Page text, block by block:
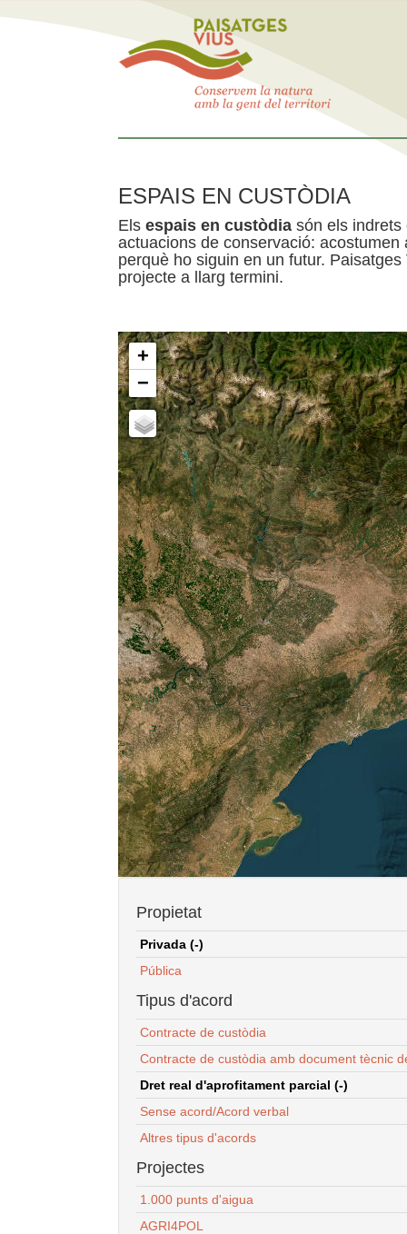
ESPAIS EN CUSTÒDIA
Els espais en custòdia són els indrets
actuacions de conservació:
perquè ho siguin en un futur.
projecte a llarg termini.
+
−
Propietat
Privada (-)
Pública
Tipus d'acord
Contracte de custòdia
Contracte de custòdia amb document tècnic
Dret real d'aprofitament parcial (-)
Sense acord/Acord verbal
Altres tipus d'acords
Projectes
1.000 punts d'aigua
AGRI4POL